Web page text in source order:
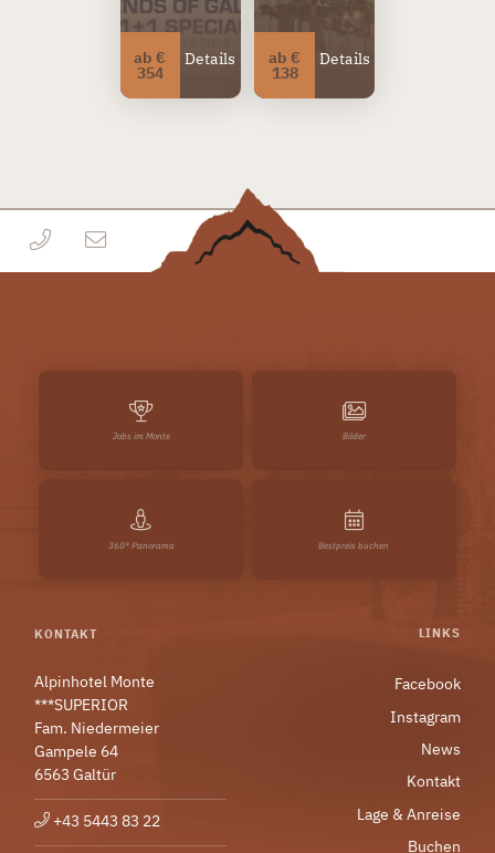
ab €
354
Details ab €
138
Details
Jobs im Monte Bilder
360° Panorama Bestpreis buchen
KONTAKT
Alpinhotel Monte
***SUPERIOR
Fam. Niedermeier
Gampele 64
6563 Galtür
+43 5443 83 22
LINKS
Facebook
Instagram
News
Kontakt
Lage & Anreise
Buchen